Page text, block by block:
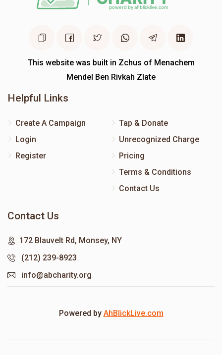
This website was built in Zchus of Menachem
Mendel Ben Rivkah Zlate
Helpful Links
Create A Campaign
Login
Register
Tap & Donate
Unrecognized Charge
Pricing
Terms & Conditions
Contact Us
Contact Us
172 Blauvelt Rd, Monsey, NY
(212) 239-8923
info@abcharity.org
Powered by AhBlickLive.com